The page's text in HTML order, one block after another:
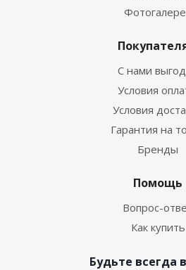
С нами
Условия
Условия
Гарантия на
Бренды
Помощь
Вопрос-
Как купить
Будьте всегда